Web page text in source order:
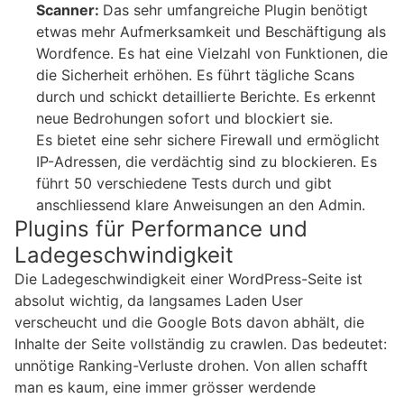
Scanner: Das sehr umfangreiche Plugin benötigt
etwas mehr Aufmerksamkeit und Beschäftigung als
Wordfence. Es hat eine Vielzahl von Funktionen, die
die Sicherheit erhöhen. Es führt tägliche Scans
durch und schickt detaillierte Berichte. Es erkennt
neue Bedrohungen sofort und blockiert sie.
Es bietet eine sehr sichere Firewall und ermöglicht
IP-Adressen, die verdächtig sind zu blockieren. Es
führt 50 verschiedene Tests durch und gibt
anschliessend klare Anweisungen an den Admin.
Plugins für Performance und
Ladegeschwindigkeit
Die Ladegeschwindigkeit einer WordPress-Seite ist
absolut wichtig, da langsames Laden User
verscheucht und die Google Bots davon abhält, die
Inhalte der Seite vollständig zu crawlen. Das bedeutet:
unnötige Ranking-Verluste drohen. Von allen schafft
man es kaum, eine immer grösser werdende